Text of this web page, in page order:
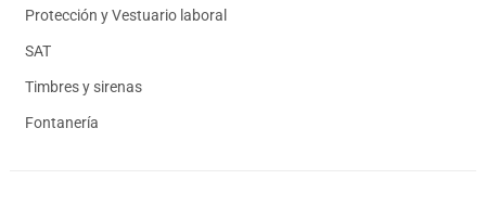
Protección y Vestuario laboral
SAT
Timbres y sirenas
Fontanería